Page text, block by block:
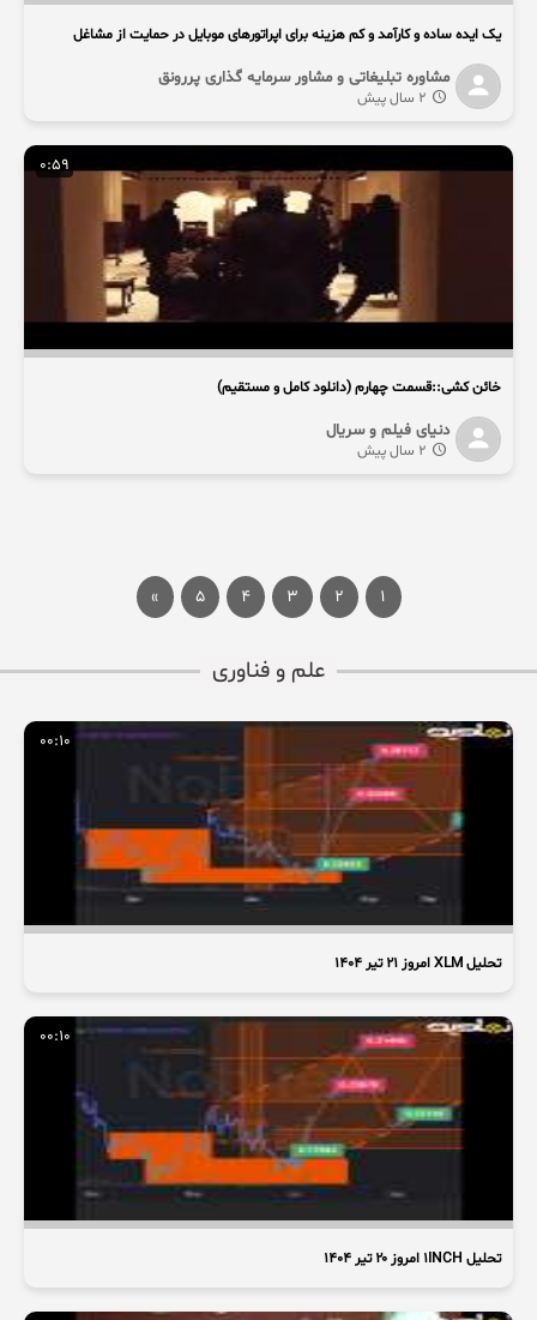
یک ایده ساده و کارآمد و کم هزینه برای اپراتورهای موبایل در حمایت از مشاغل‏
مشاوره تبلیغاتی و مشاور سرمایه گذاری پررونق
0:59
خائن کشی::قسمت چهارم (دانلود کامل و مستقیم)
دنیای فیلم و سریال
1
2
3
4
5
»
علم و فناوری
00:10
تحلیل XLM امروز 21 تیر ۱۴۰۴
00:10
تحلیل 1INCH امروز ۲۰ تیر ۱۴۰۴